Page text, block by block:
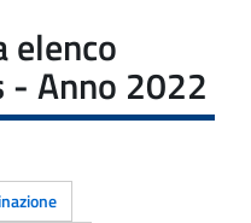
elenco
Anno 2022